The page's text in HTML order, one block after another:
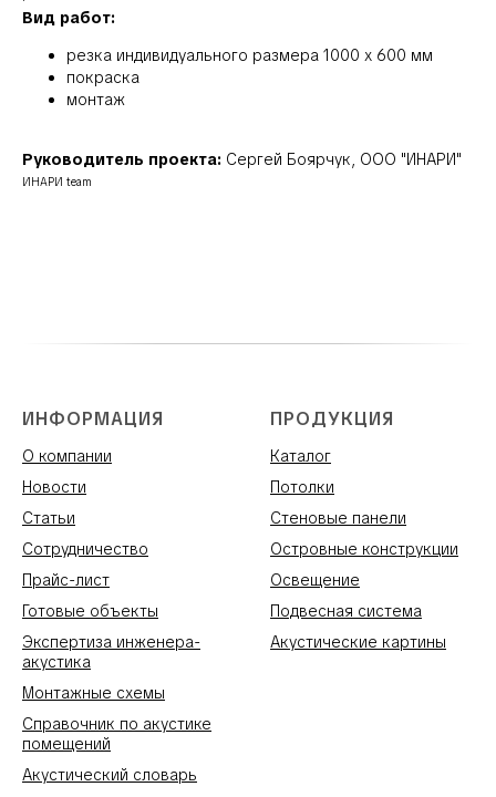
Вид работ:
резка индивидуального размера 1000 х 600 мм
покраска
монтаж
Руководитель проекта: Сергей Боярчук, ООО "ИНАРИ"
ИНАРИ team
ИНФОРМАЦИЯ
О компании
Новости
Статьи
Сотрудничество
Прайс-лист
Готовые объекты
Экспертиза инженера-
акустика
Монтажные схемы
Справочник по акустике
помещений
Акустический словарь
ПРОДУКЦИЯ
Каталог
Потолки
Стеновые панели
Островные конструкции
Освещение
Подвесная система
Акустические картины